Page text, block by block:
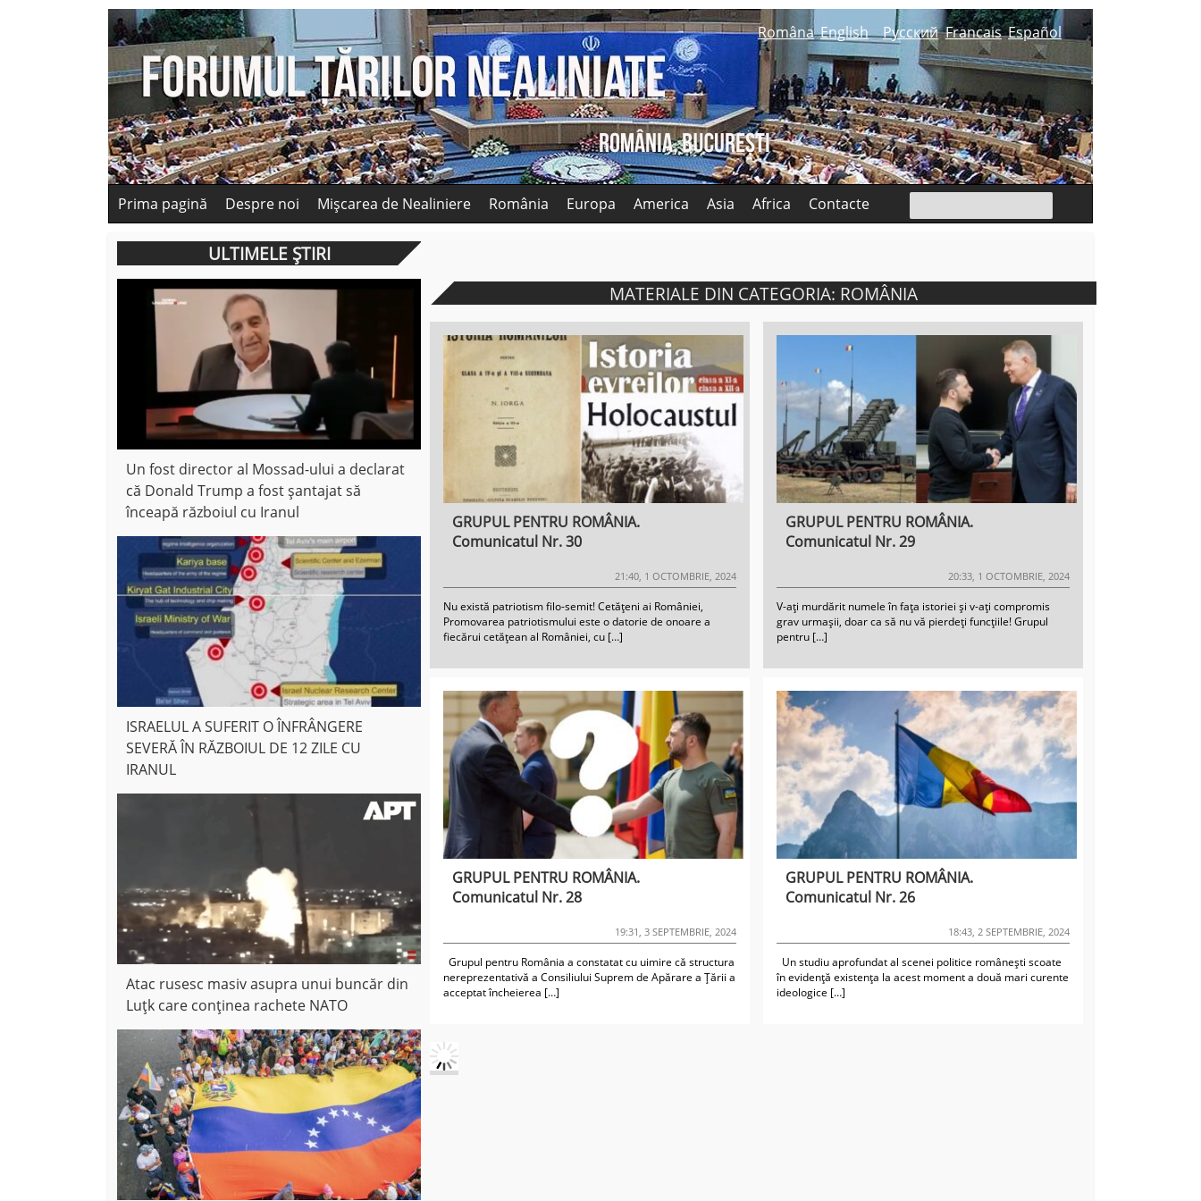
Româna English Русский Francais Español
Prima pagină Despre noi Mișcarea de Nealiniere România Europa America Asia Africa Contacte
ULTIMELE ȘTIRI
Un fost director al Mossad-ului a declarat
că Donald Trump a fost șantajat să
înceapă războiul cu Iranul
ISRAELUL A SUFERIT O ÎNFRÂNGERE
SEVERĂ ÎN RĂZBOIUL DE 12 ZILE CU
IRANUL
Atac rusesc masiv asupra unui buncăr din
Luțk care conținea rachete NATO
MATERIALE DIN CATEGORIA: ROMÂNIA
GRUPUL PENTRU ROMÂNIA.
Comunicatul Nr. 30
21:40, 1 OCTOMBRIE, 2024
Nu există patriotism filo-semit! Cetățeni ai României,
Promovarea patriotismului este o datorie de onoare a
fiecărui cetățean al României, cu […]
GRUPUL PENTRU ROMÂNIA.
Comunicatul Nr. 29
20:33, 1 OCTOMBRIE, 2024
V-ați murdărit numele în fața istoriei și v-ați compromis
grav urmașii, doar ca să nu vă pierdeți funcțiile! Grupul
pentru […]
GRUPUL PENTRU ROMÂNIA.
Comunicatul Nr. 28
19:31, 3 SEPTEMBRIE, 2024
Grupul pentru România a constatat cu uimire că structura
nereprezentativă a Consiliului Suprem de Apărare a Țării a
acceptat încheierea […]
GRUPUL PENTRU ROMÂNIA.
Comunicatul Nr. 26
18:43, 2 SEPTEMBRIE, 2024
Un studiu aprofundat al scenei politice românești scoate
în evidență existența la acest moment a două mari curente
ideologice […]